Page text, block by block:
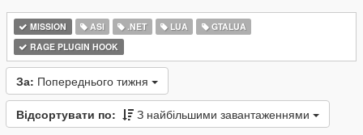
MISSION ASI .NET LUA
GTALUA
RAGE PLUGIN HOOK
За: Попереднього тижня
Відсортувати по: З найбільшими завантаженнями